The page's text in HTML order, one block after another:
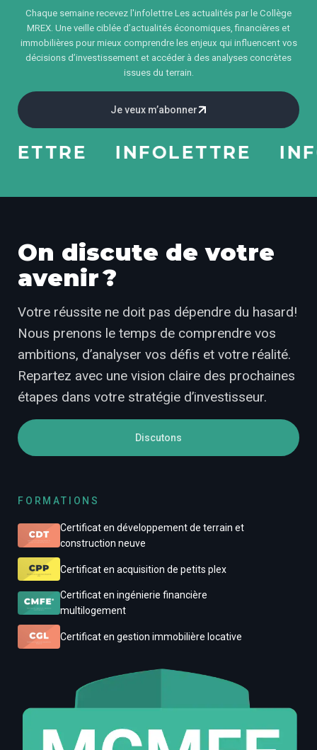
Chaque semaine recevez l'infolettre Les actualités par le Collège
MREX. Une veille ciblée d’actualités économiques, financières et
immobilières pour mieux comprendre les enjeux qui influencent vos
décisions d’investissement et accéder à des analyses concrètes
issues du terrain.
Je veux m’abonner
INFOLETTRE
On discute de votre
avenir ?
Votre réussite ne doit pas dépendre du hasard!
Nous prenons le temps de comprendre vos
ambitions, d’analyser vos défis et votre réalité.
Repartez avec une vision claire des prochaines
étapes dans votre stratégie d’investisseur.
Discutons
FORMATIONS
Certificat en développement de terrain et
construction neuve
Certificat en acquisition de petits plex
Certificat en ingénierie financière
multilogement
Certificat en gestion immobilière locative